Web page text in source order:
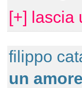
[+] lascia
filippo
un